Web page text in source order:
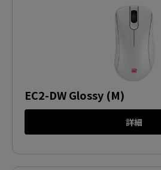
EC2-DW Glossy (M)
詳細